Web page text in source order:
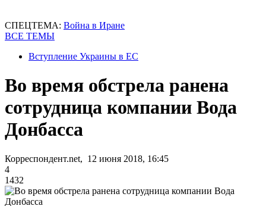
СПЕЦТЕМА: Война в Иране
ВСЕ ТЕМЫ
Вступление Украины в ЕС
Во время обстрела ранена
сотрудница компании Вода
Донбасса
Корреспондент.net, 12 июня 2018, 16:45
4
1432